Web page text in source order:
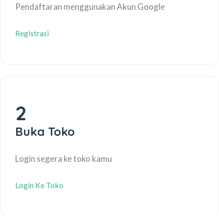
Pendaftaran menggunakan Akun Google
Registrasi
2
Buka Toko
Login segera ke toko kamu
Login Ke Toko